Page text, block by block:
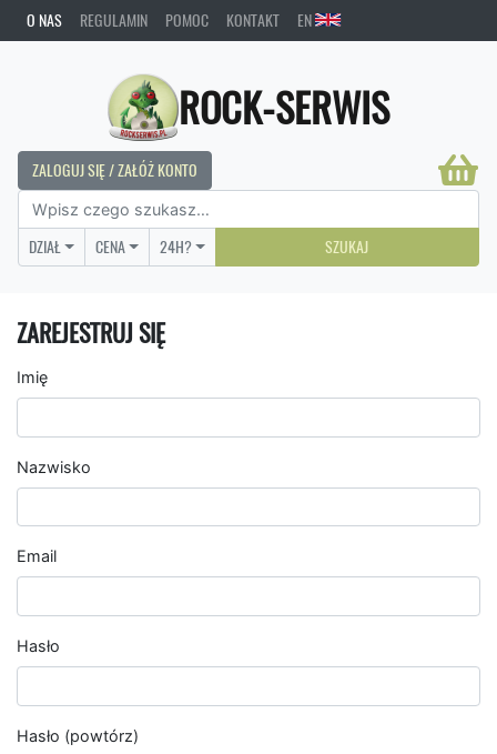
O NAS REGULAMIN POMOC KONTAKT EN
ROCK-SERWIS
ZALOGUJ SIĘ / ZAŁÓŻ KONTO
DZIAŁ CENA 24H? SZUKAJ
ZAREJESTRUJ SIĘ
Imię
Nazwisko
Email
Hasło
Hasło (powtórz)